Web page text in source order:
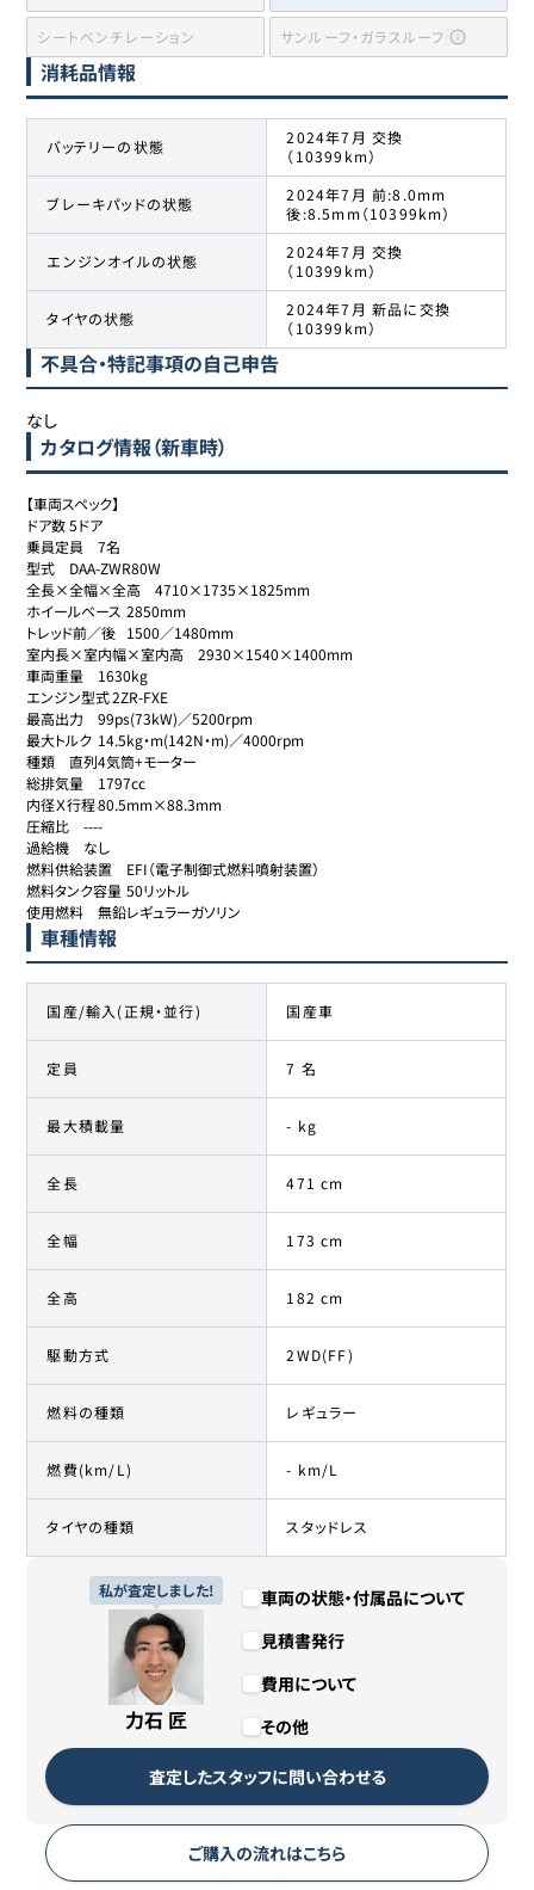
シートベンチレーション サンルーフ・ガラスルーフ
消耗品情報
バッテリーの状態
2024年7月 交換
（10399km）
ブレーキパッドの状態
2024年7月 前:8.0mm
後:8.5mm（10399km）
エンジンオイルの状態
2024年7月 交換
（10399km）
タイヤの状態
2024年7月 新品に交換
（10399km）
不具合・特記事項の自己申告
なし
カタログ情報（新車時）
【車両スペック】
ドア数	5ドア
乗員定員	7名
型式	DAA-ZWR80W
全長×全幅×全高	4710×1735×1825mm
ホイールベース	2850mm
トレッド前／後	1500／1480mm
室内長×室内幅×室内高	2930×1540×1400mm
車両重量	1630kg
エンジン型式	2ZR-FXE
最高出力	99ps(73kW)／5200rpm
最大トルク	14.5kg・m(142N・m)／4000rpm
種類	直列4気筒+モーター
総排気量	1797cc
内径Ｘ行程	80.5mm×88.3mm
圧縮比	----
過給機	なし
燃料供給装置	EFI（電子制御式燃料噴射装置）
燃料タンク容量	50リットル
使用燃料	無鉛レギュラーガソリン
車種情報
国産/輸入(正規・並行) 国産車
定員 7 名
最大積載量 - kg
全長 471 cm
全幅 173 cm
全高 182 cm
駆動方式 2WD(FF)
燃料の種類 レギュラー
燃費(km/L) - km/L
タイヤの種類 スタッドレス
私が査定しました!
力石 匠
車両の状態・付属品について
見積書発行
費用について
その他
査定したスタッフに問い合わせる
ご購入の流れはこちら